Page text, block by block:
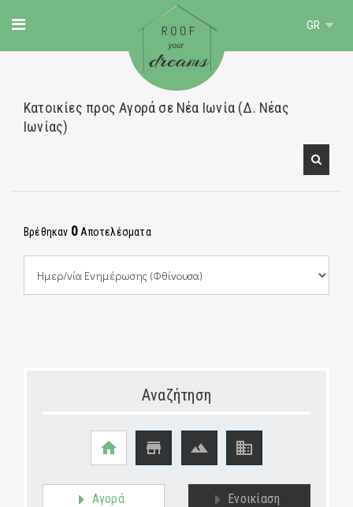
GR
Κατοικίες προς Αγορά σε Νέα Ιωνία (Δ. Νέας
Ιωνίας)
Βρέθηκαν 0 Αποτελέσματα
Αναζήτηση
   
Αγορά Ενοικίαση